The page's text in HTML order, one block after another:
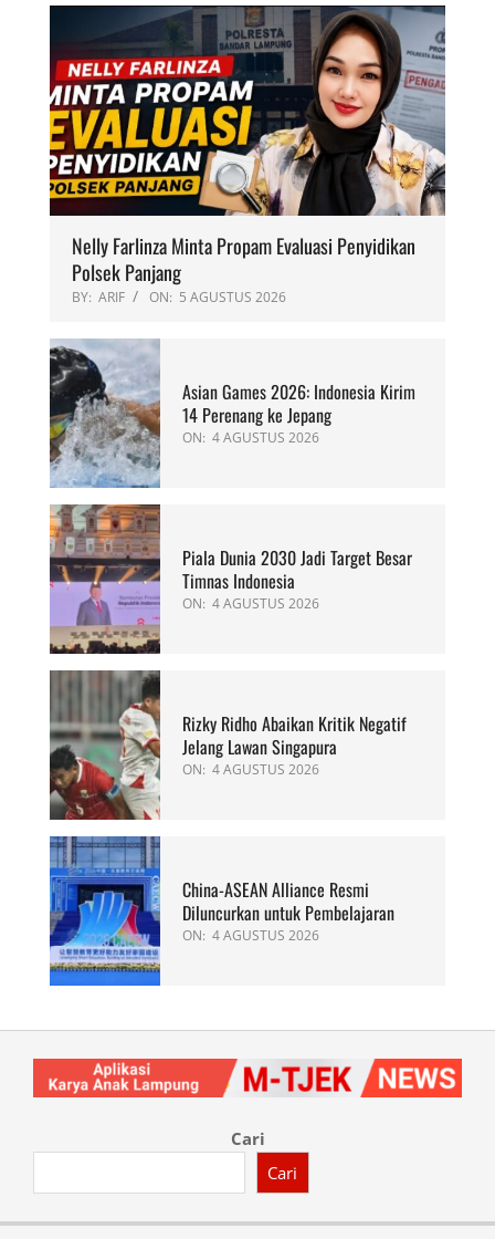
Nelly Farlinza Minta Propam Evaluasi Penyidikan
Polsek Panjang
BY: ARIF ON: 5 AGUSTUS 2026
Asian Games 2026: Indonesia Kirim
14 Perenang ke Jepang
ON: 4 AGUSTUS 2026
Piala Dunia 2030 Jadi Target Besar
Timnas Indonesia
ON: 4 AGUSTUS 2026
Rizky Ridho Abaikan Kritik Negatif
Jelang Lawan Singapura
ON: 4 AGUSTUS 2026
China-ASEAN Alliance Resmi
Diluncurkan untuk Pembelajaran
ON: 4 AGUSTUS 2026
Cari
Cari